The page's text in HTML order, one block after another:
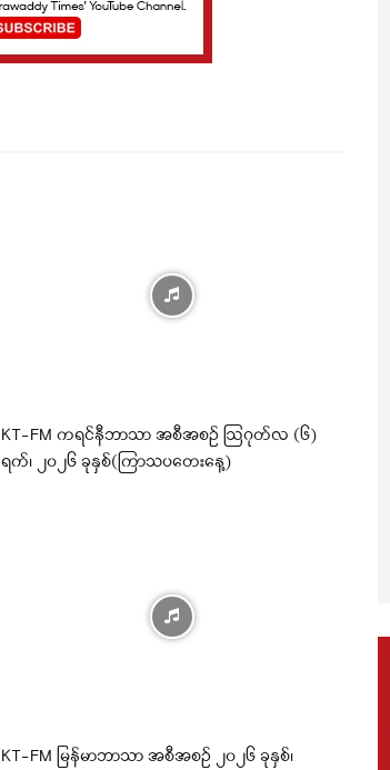
KT-FM ကရင်နီဘာသာ အစီအစဉ် ဩဂုတ်လ (၆)
ရက်၊ ၂၀၂၆ ခုနှစ်(ကြာသပတေးနေ့)
KT-FM မြန်မာဘာသာ အစီအစဉ် ၂၀၂၆ ခုနှစ်၊